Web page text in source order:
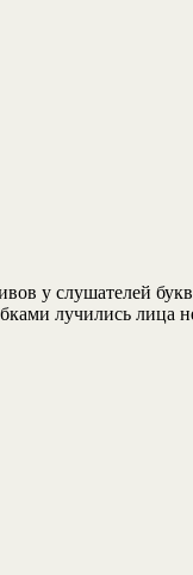
у слушателей
лучились лица